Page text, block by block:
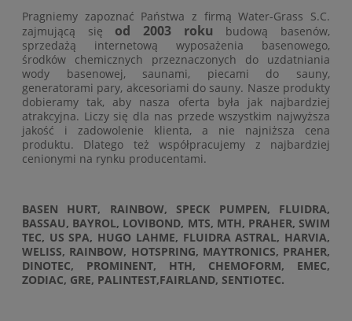
Pragniemy zapoznać Państwa z firmą Water-Grass S.C.
zajmującą się od 2003 roku budową basenów,
sprzedażą internetową wyposażenia basenowego,
środków chemicznych przeznaczonych do uzdatniania
wody basenowej, saunami, piecami do sauny,
generatorami pary, akcesoriami do sauny. Nasze produkty
dobieramy tak, aby nasza oferta była jak najbardziej
atrakcyjna. Liczy się dla nas przede wszystkim najwyższa
jakość i zadowolenie klienta, a nie najniższa cena
produktu. Dlatego też współpracujemy z najbardziej
cenionymi na rynku producentami.
BASEN HURT, RAINBOW, SPECK PUMPEN, FLUIDRA,
BASSAU, BAYROL, LOVIBOND, MTS, MTH, PRAHER, SWIM
TEC, US SPA, HUGO LAHME, FLUIDRA ASTRAL, HARVIA,
WELISS, RAINBOW, HOTSPRING, MAYTRONICS, PRAHER,
DINOTEC, PROMINENT, HTH, CHEMOFORM, EMEC,
ZODIAC, GRE, PALINTEST,FAIRLAND, SENTIOTEC.